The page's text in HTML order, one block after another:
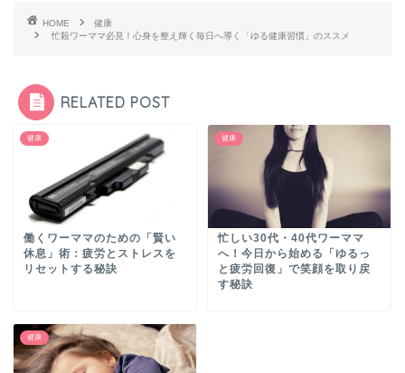
HOME
健康
忙殺ワーママ必見！心身を整え輝く毎日へ導く「ゆる健康習慣」のススメ
RELATED POST
健康
働くワーママのための「賢い
休息」術：疲労とストレスを
リセットする秘訣
健康
忙しい30代・40代ワーママ
へ！今日から始める「ゆるっ
と疲労回復」で笑顔を取り戻
す秘訣
健康